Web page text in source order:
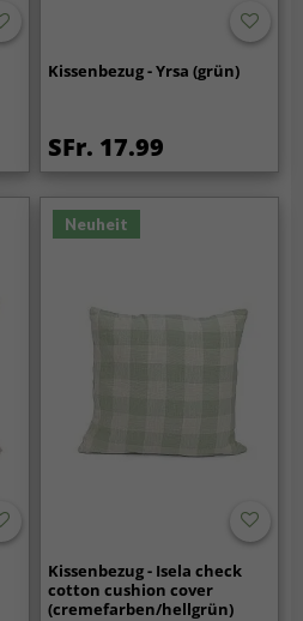
Kissenbezug - Yrsa (grün)
SFr. 17.99
Neuheit
Kissenbezug - Isela check
cotton cushion cover
(cremefarben/hellgrün)